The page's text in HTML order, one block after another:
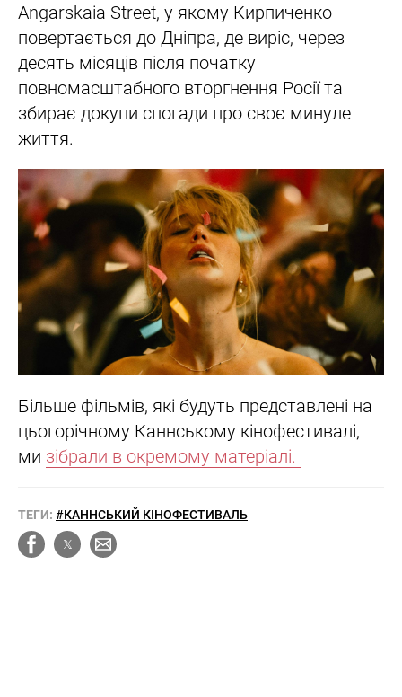
Angarskaia Street, у якому Кирпиченко
повертається до Дніпра, де виріс, через
десять місяців після початку
повномасштабного вторгнення Росії та
збирає докупи спогади про своє минуле
життя.
Більше фільмів, які будуть представлені на
цьогорічному Каннському кінофестивалі,
ми зібрали в окремому матеріалі.
ТЕГИ: #КАННСЬКИЙ КІНОФЕСТИВАЛЬ